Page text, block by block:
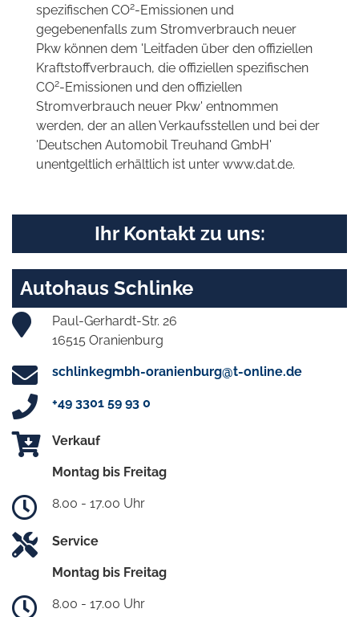
spezifischen CO2-Emissionen und
gegebenenfalls zum Stromverbrauch neuer
Pkw können dem 'Leitfaden über den offiziellen
Kraftstoffverbrauch, die offiziellen spezifischen
CO2-Emissionen und den offiziellen
Stromverbrauch neuer Pkw' entnommen
werden, der an allen Verkaufsstellen und bei der
'Deutschen Automobil Treuhand GmbH'
unentgeltlich erhältlich ist unter www.dat.de.
Ihr Kontakt zu uns:
Autohaus Schlinke
Paul-Gerhardt-Str. 26
16515 Oranienburg
schlinkegmbh-oranienburg@t-online.de
+49 3301 59 93 0
Verkauf
Montag bis Freitag
8.00 - 17.00 Uhr
Service
Montag bis Freitag
8.00 - 17.00 Uhr